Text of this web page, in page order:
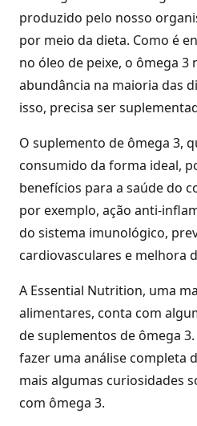
produzido pelo nosso
por meio da dieta. Como é
no óleo de peixe, o ômega 3
abundância na maioria das
isso, precisa ser
O suplemento de ômega 3,
consumido da forma ideal,
benefícios para a saúde do
por exemplo, ação anti-
do sistema imunológico,
cardiovasculares e melhora
A Essential Nutrition, uma
alimentares, conta com
de suplementos de ômega
fazer uma análise completa
mais algumas curiosidades
com ômega 3.